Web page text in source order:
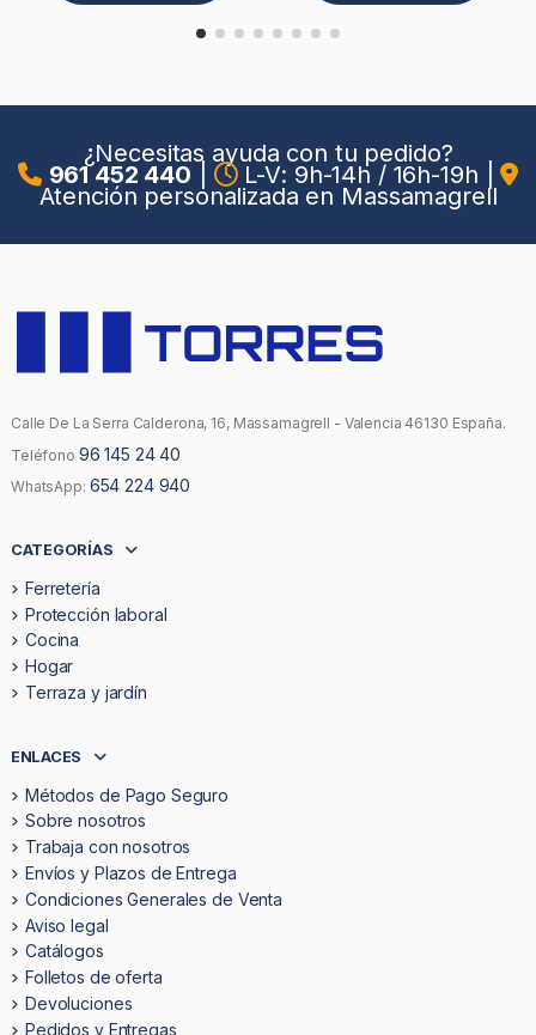
¿Necesitas ayuda con tu pedido?
961 452 440 L-V: 9h-14h / 16h-19h
Atención personalizada en Massamagrell
Calle De La Serra Calderona, 16, Massamagrell - Valencia 46130 España.
Teléfono 96 145 24 40
WhatsApp: 654 224 940
CATEGORÍAS
Ferretería
Protección laboral
Cocina
Hogar
Terraza y jardín
ENLACES
Métodos de Pago Seguro
Sobre nosotros
Trabaja con nosotros
Envíos y Plazos de Entrega
Condiciones Generales de Venta
Aviso legal
Catálogos
Folletos de oferta
Devoluciones
Pedidos y Entregas